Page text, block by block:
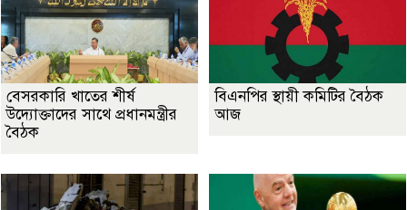
বেসরকারি খাতের শীর্ষ
উদ্যোক্তাদের সাথে প্রধানমন্ত্রীর
বৈঠক
বিএনপির স্থায়ী কমিটির বৈঠক
আজ